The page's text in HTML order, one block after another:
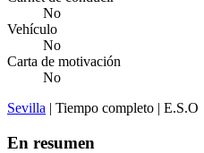
No
Vehículo
No
Carta de motivación
No
Sevilla | Tiempo completo | E.S.O
En resumen